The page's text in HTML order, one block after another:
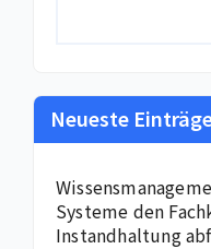
Neueste
Systeme den
Instandhaltung